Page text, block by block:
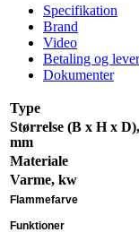
Specifikation
Brand
Video
Betaling og
Dokumenter
Type
Størrelse (B x H x D),
mm
Materiale
Varme, kw
Flammefarve
Funktioner